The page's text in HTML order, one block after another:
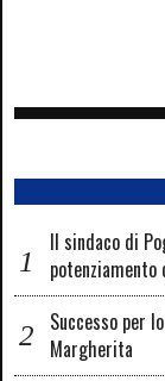
Il sindaco di
potenziamento
Successo per
Margherita